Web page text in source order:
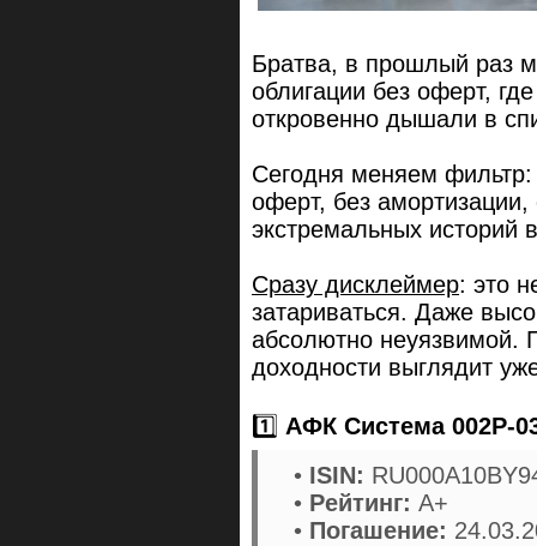
Братва, в прошлый раз
облигации без оферт,
откровенно дышали в
Сегодня меняем фильтр:
оферт, без
экстремальных историй
Сразу дисклеймер: это
затариваться. Даже
абсолютно неуязвимой.
доходности выглядит
1️⃣ АФК Система 002Р-
• ISIN:
• Рейтинг: A+
• Погашение: